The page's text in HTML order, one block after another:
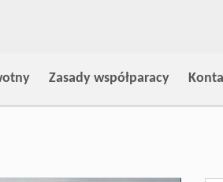
Zasady współparacy